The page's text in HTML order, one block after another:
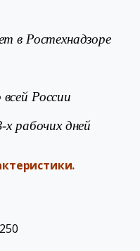
в Ростехнадзоре
России
рабочих дней
250